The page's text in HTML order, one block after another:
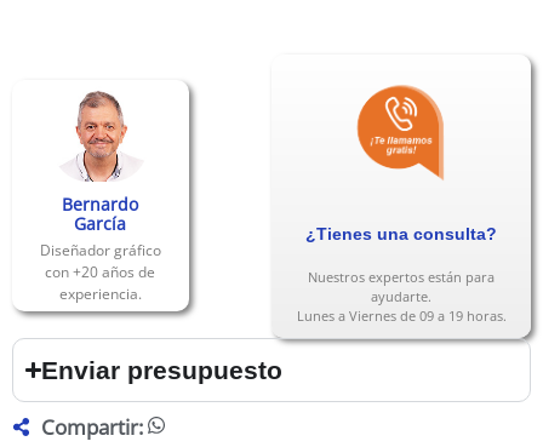
Bernardo
García
Diseñador gráfico
con +20 años de
experiencia.
¿Tienes una consulta?
Nuestros expertos están para
ayudarte.
Lunes a Viernes de 09 a 19 horas.
Enviar presupuesto
Compartir: